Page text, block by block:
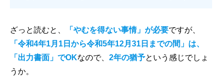
ざっと読むと、 「やむを得ない事情」が必要ですが、
「令和4年1月1日から令和5年12月31日までの間」は、
「出力書面」でOKなので、 2年の猶予という感じでしょ
うか。